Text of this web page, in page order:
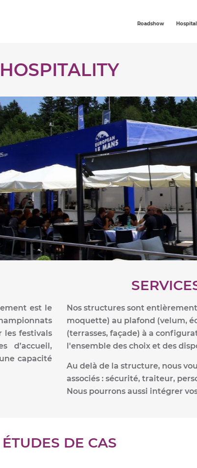
Roadshow
HOSPITALITY
est le
les festivals
d’accueil,
capacité
Nos structures sont
moquette) au plafond (velum,
(terrasses, façade) à a
l'ensemble des choix et des
Au delà de la structure, nous
associés : sécurité, traiteur,
Nous pourrons aussi intégrer
ÉTUDES DE CAS